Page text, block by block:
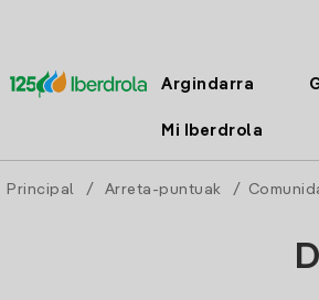
Argindarra
Mi Iberdrola
Principal / Arreta-puntuak /